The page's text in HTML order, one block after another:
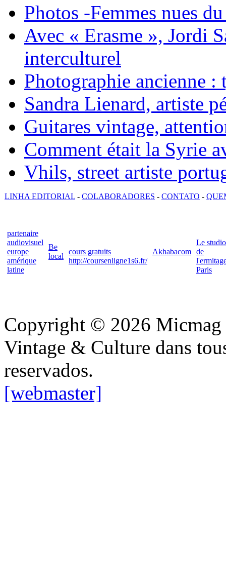
Photos -Femmes nues
Avec « Erasme », Jordi
interculturel
Photographie ancienne :
Sandra Lienard, artiste
Guitares vintage,
Comment était la Syrie
Vhils, street artiste
LINHA EDITORIAL - COLABORADORES - CONTATO -
partenaire
audiovisuel
europe
amérique
latine
Be
local
cours gratuits
http://coursenligne1s6.fr/
Akhabacom
Le studio
de
Paris
Copyright © 2026 Micmag
Vintage & Culture dans
reservados.
[webmaster]